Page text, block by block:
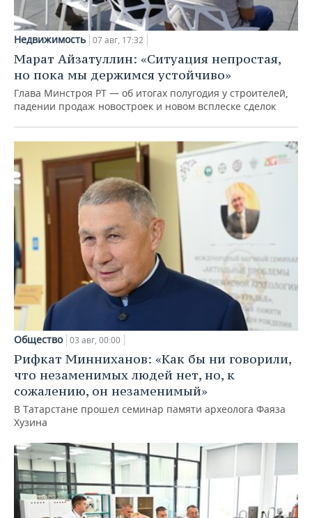
Недвижимость 07 авг, 17:32
Марат Айзатуллин: «Ситуация непростая,
но пока мы держимся устойчиво»
Глава Минстроя РТ — об итогах полугодия у строителей,
падении продаж новостроек и новом всплеске сделок
Общество 03 авг, 00:00
Рифкат Минниханов: «Как бы ни говорили,
что незаменимых людей нет, но, к
сожалению, он незаменимый»
В Татарстане прошел семинар памяти археолога Фаяза
Хузина